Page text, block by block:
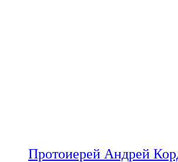
Протоиерей Андрей